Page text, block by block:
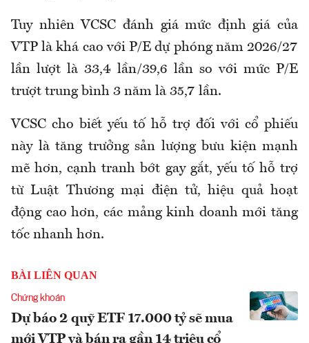
Tuy nhiên VCSC đánh giá mức định giá của
VTP là khá cao với P/E dự phóng năm 2026/27
lần lượt là 33,4 lần/39,6 lần so với mức P/E
trượt trung bình 3 năm là 35,7 lần.
VCSC cho biết yếu tố hỗ trợ đối với cổ phiếu
này là tăng trưởng sản lượng bưu kiện mạnh
mẽ hơn, cạnh tranh bớt gay gắt, yếu tố hỗ trợ
từ Luật Thương mại điện tử, hiệu quả hoạt
động cao hơn, các mảng kinh doanh mới tăng
tốc nhanh hơn.
BÀI LIÊN QUAN
Chứng khoán
Dự báo 2 quỹ ETF 17.000 tỷ sẽ mua
mới VTP và bán ra gần 14 triệu cổ